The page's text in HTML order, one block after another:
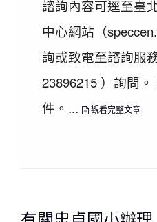
諮詢內容可逕至臺
中心網站（
詢或致電至諮詢服
23896215 ）詢問
件。...
觀看完整文章